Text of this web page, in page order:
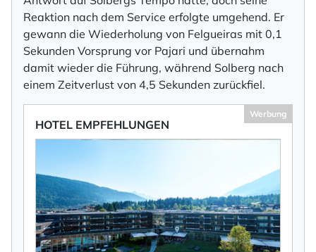
Reaktion nach dem Service erfolgte umgehend. Er
gewann die Wiederholung von Felgueiras mit 0,1
Sekunden Vorsprung vor Pajari und übernahm
damit wieder die Führung, während Solberg nach
einem Zeitverlust von 4,5 Sekunden zurückfiel.
HOTEL EMPFEHLUNGEN
Werbung